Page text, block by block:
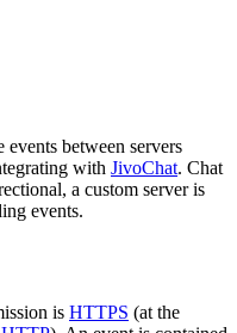
between servers
with JivoChat. Chat
a custom server is
events.
is HTTPS (at the